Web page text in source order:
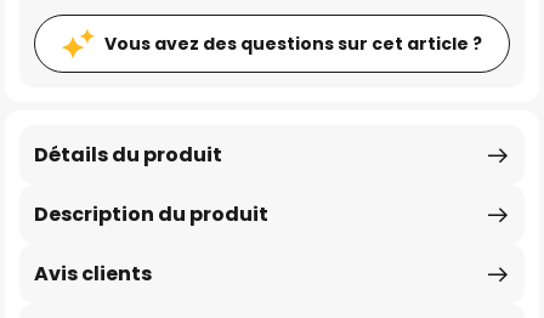
Vous avez des questions sur cet article ?
Description du produit
Détails du produit
Avis clients